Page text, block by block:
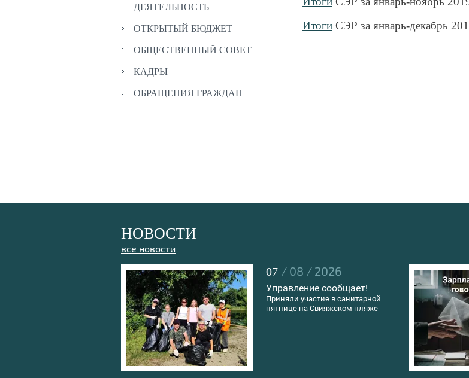
ДЕЯТЕЛЬНОСТЬ
ОТКРЫТЫЙ БЮДЖЕТ
ОБЩЕСТВЕННЫЙ СОВЕТ
КАДРЫ
ОБРАЩЕНИЯ ГРАЖДАН
Итоги СЭР за январь-декабрь
НОВОСТИ
все новости
07 / 08 / 2026
Управление сообщает!
Приняли участие в санитарной
пятнице на Свияжском пляже